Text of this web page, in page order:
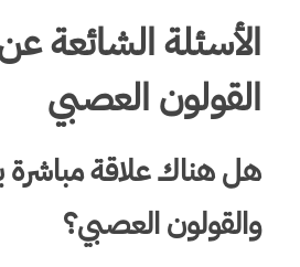
الأسئلة الشائعة
القولون العصبي
هل هناك علاقة مباشرة
والقولون العصبي؟